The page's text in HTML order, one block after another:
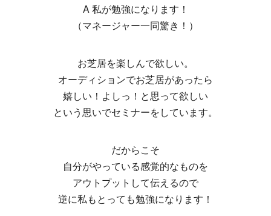
A 私が勉強になります！
（マネージャー一同驚き！）
お芝居を楽しんで欲しい。
オーディションでお芝居があったら
嬉しい！よしっ！と思って欲しい
という思いでセミナーをしています。
だからこそ
自分がやっている感覚的なものを
アウトプットして伝えるので
逆に私もとっても勉強になります！